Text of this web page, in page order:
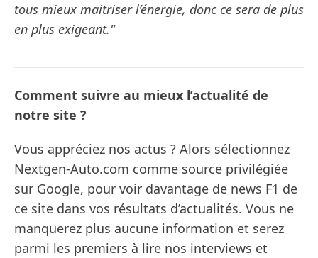
tous mieux maitriser l’énergie, donc ce sera de plus
en plus exigeant."
Comment suivre au mieux l’actualité de
notre site ?
Vous appréciez nos actus ? Alors sélectionnez
Nextgen-Auto.com comme source privilégiée
sur Google, pour voir davantage de news F1 de
ce site dans vos résultats d’actualités. Vous ne
manquerez plus aucune information et serez
parmi les premiers à lire nos interviews et